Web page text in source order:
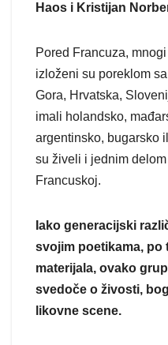
Haos i Kristijan
Pored Francuza,
izloženi su poreklom
Gora, Hrvatska,
imali holandsko,
argentinsko, bugarsko
su živeli i jednim
Francuskoj.
Iako generacijski
svojim poetikama, po
materijala, ovako
svedoče o živosti,
likovne scene.